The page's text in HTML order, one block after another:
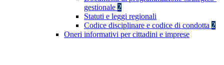
gestionale 2
Statuti e leggi regionali
Codice disciplinare e codice di condotta 2
Oneri informativi per cittadini e imprese